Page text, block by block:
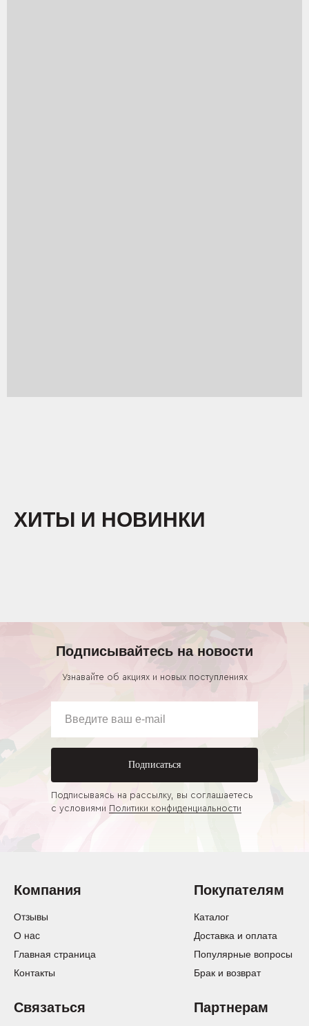
ХИТЫ И НОВИНКИ
Подписывайтесь на новости
Узнавайте об акциях и новых поступлениях
Подписаться
Подписываясь на рассылку, вы соглашаетесь
с условиями Политики конфиденциальности
Компания Покупателям
Партнерам
О нас
Главная страница
Контакты
Каталог
Доставка и оплата
Популярные вопросы
Брак и возврат
Отзывы
Связаться